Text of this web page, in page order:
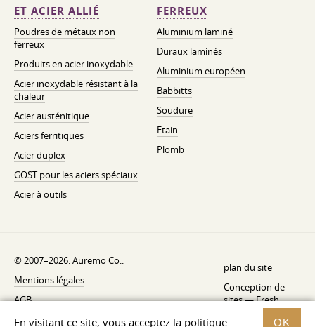
En visitant ce site, vous acceptez la politique OK
ET ACIER ALLIÉ
Poudres de métaux non
ferreux
Produits en acier inoxydable
Acier inoxydable résistant à la
chaleur
Acier austénitique
Aciers ferritiques
Acier duplex
GOST pour les aciers spéciaux
Acier à outils
FERREUX
Aluminium laminé
Duraux laminés
Aluminium européen
Babbitts
Soudure
Etain
Plomb
© 2007–2026. Auremo Co..
Mentions légales
AGB
Politique de rétractation
plan du site
Conception de
sites —Fresh